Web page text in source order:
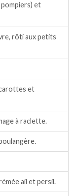
pompiers) et
rôti aux petits
et
à raclette.
ail et persil.